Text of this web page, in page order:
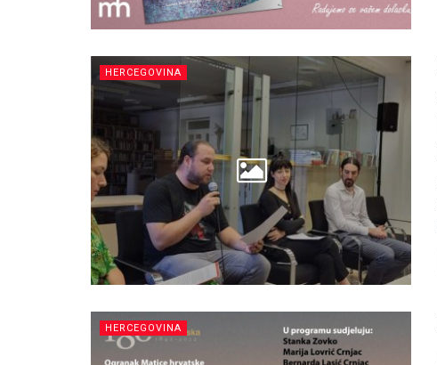
HERCEGOVINA
HERCEGOVINA